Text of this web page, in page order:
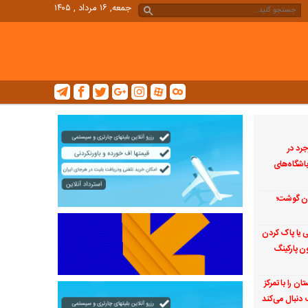
جمعه, ۱۶ مرداد , ۱۴۰۵
در
گوشت؛
یا پاک کردن
پارکینگ
را با تمرکز
دنبال می‌کند